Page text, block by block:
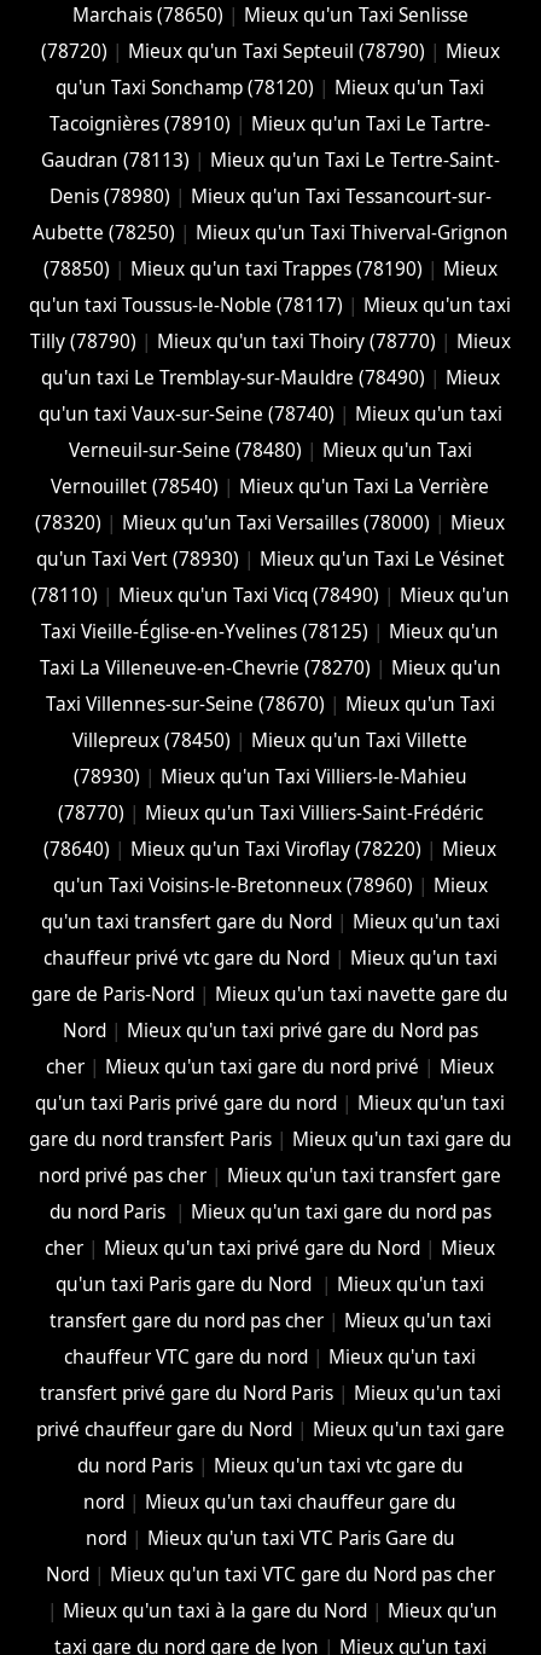
Marchais (78650) | Mieux qu'un Taxi Senlisse
(78720) | Mieux qu'un Taxi Septeuil (78790) | Mieux
qu'un Taxi Sonchamp (78120) | Mieux qu'un Taxi
Tacoignières (78910) | Mieux qu'un Taxi Le Tartre-
Gaudran (78113) | Mieux qu'un Taxi Le Tertre-Saint-
Denis (78980) | Mieux qu'un Taxi Tessancourt-sur-
Aubette (78250) | Mieux qu'un Taxi Thiverval-Grignon
(78850) | Mieux qu'un taxi Trappes (78190) | Mieux
qu'un taxi Toussus-le-Noble (78117) | Mieux qu'un taxi
Tilly (78790) | Mieux qu'un taxi Thoiry (78770) | Mieux
qu'un taxi Le Tremblay-sur-Mauldre (78490) | Mieux
qu'un taxi Vaux-sur-Seine (78740) | Mieux qu'un taxi
Verneuil-sur-Seine (78480) | Mieux qu'un Taxi
Vernouillet (78540) | Mieux qu'un Taxi La Verrière
(78320) | Mieux qu'un Taxi Versailles (78000) | Mieux
qu'un Taxi Vert (78930) | Mieux qu'un Taxi Le Vésinet
(78110) | Mieux qu'un Taxi Vicq (78490) | Mieux qu'un
Taxi Vieille-Église-en-Yvelines (78125) | Mieux qu'un
Taxi La Villeneuve-en-Chevrie (78270) | Mieux qu'un
Taxi Villennes-sur-Seine (78670) | Mieux qu'un Taxi
Villepreux (78450) | Mieux qu'un Taxi Villette
(78930) | Mieux qu'un Taxi Villiers-le-Mahieu
(78770) | Mieux qu'un Taxi Villiers-Saint-Frédéric
(78640) | Mieux qu'un Taxi Viroflay (78220) | Mieux
qu'un Taxi Voisins-le-Bretonneux (78960) | Mieux
qu'un taxi transfert gare du Nord| Mieux qu'un taxi
chauffeur privé vtc gare du Nord| Mieux qu'un taxi
gare de Paris-Nord | Mieux qu'un taxi navette gare du
Nord| Mieux qu'un taxi privé gare du Nord pas
cher | Mieux qu'un taxi gare du nord privé | Mieux
qu'un taxi Paris privé gare du nord | Mieux qu'un taxi
gare du nord transfert Paris| Mieux qu'un taxi gare du
nord privé pas cher | Mieux qu'un taxi transfert gare
du nord Paris | Mieux qu'un taxi gare du nord pas
cher | Mieux qu'un taxi privé gare du Nord | Mieux
qu'un taxi Paris gare du Nord | Mieux qu'un taxi
transfert gare du nord pas cher| Mieux qu'un taxi
chauffeur VTC gare du nord | Mieux qu'un taxi
transfert privé gare du Nord Paris| Mieux qu'un taxi
privé chauffeur gare du Nord| Mieux qu'un taxi gare
du nord Paris| Mieux qu'un taxi vtc gare du
nord | Mieux qu'un taxi chauffeur gare du
nord| Mieux qu'un taxi VTC Paris Gare du
Nord| Mieux qu'un taxi VTC gare du Nord pas cher
| Mieux qu'un taxi à la gare du Nord | Mieux qu'un
taxi gare du nord gare de lyon | Mieux qu'un taxi